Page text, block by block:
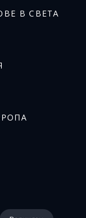
В СВЕТА